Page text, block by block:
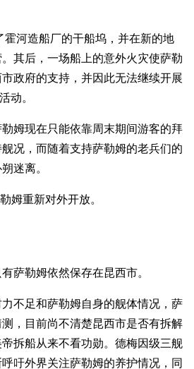
河造船厂的干船坞，并在新的地
其后，一场船上的意外火灾使萨勒
政府的支持，并因此无法继续开展
动。
姆现在只能依靠周末期间游客的拜
况，而随着支持萨勒姆的老兵们的
迷离。
姆重新对外开放。
萨勒姆依然保存在昆西市。
不足和萨勒姆自身的舰体情况，萨
，目前尚不清楚昆西市是否有拆解
拆船从来不看功勋。德梅因级三舰
吁外界关注萨勒姆的养护情况，同